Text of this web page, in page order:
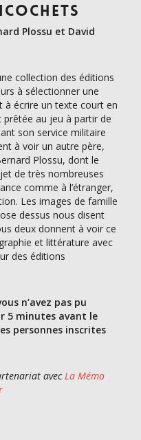
Plossu et David
collection des éditions
à sélectionner une
à écrire un texte court en
prêtée au jeu à partir de
son service militaire
à voir un autre père,
Plossu, dont le
de très nombreuses
comme à l’étranger,
Les images de famille
dessus nous disent
deux donnent à voir ce
et littérature avec
des éditions
n’avez pas pu
5 minutes avant le
personnes inscrites
avec La Mémo